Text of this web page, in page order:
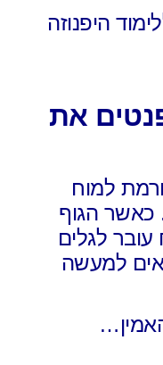
היפנוזה
את
למוח
כאשר הגוף
לגלים
למעשה